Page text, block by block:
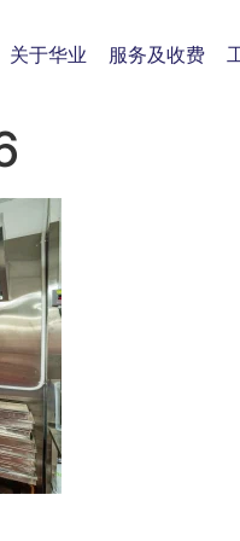
关于华业 服务及收费